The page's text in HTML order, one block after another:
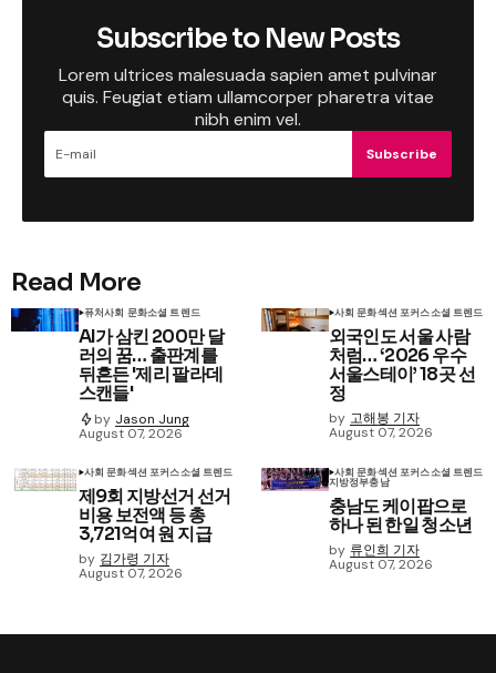
Subscribe to New Posts
Lorem ultrices malesuada sapien amet pulvinar
quis. Feugiat etiam ullamcorper pharetra vitae
nibh enim vel.
Subscribe
Read More
퓨처사회 문화소셜 트렌드
AI가 삼킨 200만 달
러의 꿈… 출판계를
뒤흔든 '제리 팔라데
스캔들'
by Jason Jung
August 07, 2026
사회 문화섹션 포커스소셜 트렌드
외국인도 서울 사람
처럼… ‘2026 우수
서울스테이’ 18곳 선
정
by 고해봉 기자
August 07, 2026
사회 문화섹션 포커스소셜 트렌드
제9회 지방선거 선거
비용 보전액 등 총
3,721억여 원 지급
by 김가령 기자
August 07, 2026
사회 문화섹션 포커스소셜 트렌드
지방정부충남
충남도 케이팝으로
하나 된 한일 청소년
by 류인희 기자
August 07, 2026